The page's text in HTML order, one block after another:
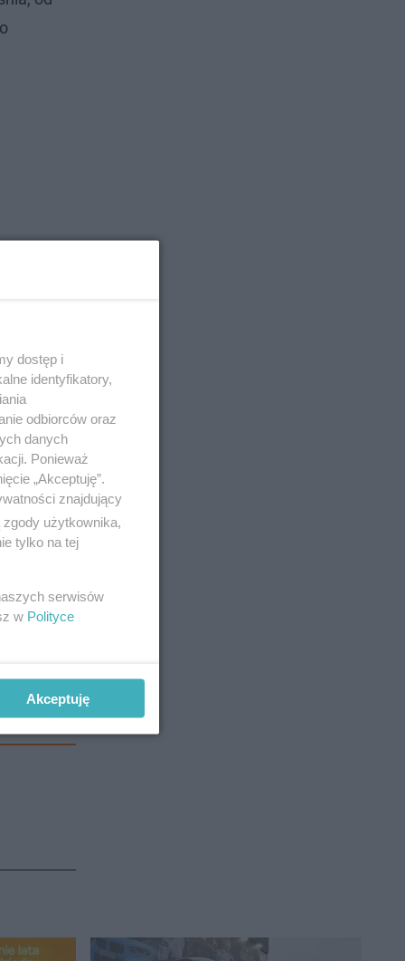
Twoim
dostęp i
identyfikatory,
odbiorców oraz
danych
Ponieważ
„Akceptuję”.
znajdujący
użytkownika,
tylko na tej
serwisów
w Polityce
Akceptuję